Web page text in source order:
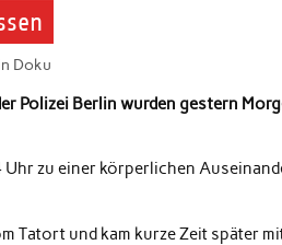
Doku
Polizei Berlin wurden gestern
Uhr zu einer körperlichen
Tatort und kam kurze Zeit später